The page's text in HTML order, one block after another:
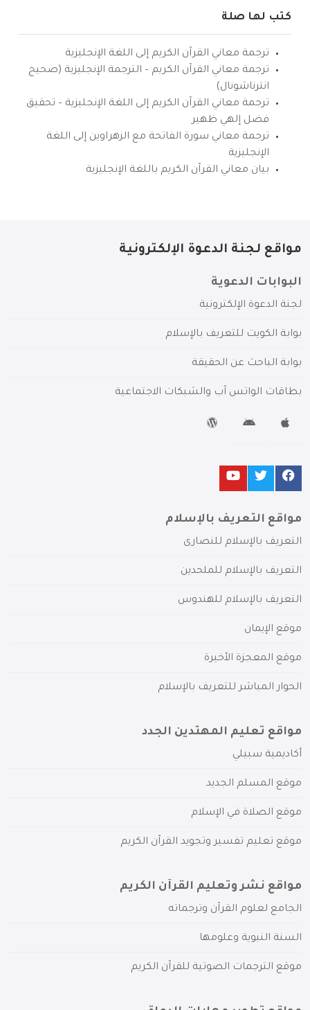
كتب لها صلة
ترجمة معاني القرآن الكريم إلى اللغة الإنجليزية
ترجمة معاني القرآن الكريم – الترجمة الإنجليزية (صحيح
انترناشونال)
ترجمة معاني القرآن الكريم إلى اللغة الإنجليزية – تحقيق
فضل إلهي ظهير
ترجمة معاني سورة الفاتحة مع الزهراوين إلى اللغة
الإنجليزية
بيان معاني القرآن الكريم باللغة الإنجليزية
مواقع لجنة الدعوة الإلكترونية
البوابات الدعوية
لجنة الدعوة الإلكترونية
بوابة الكويت للتعريف بالإسلام
بوابة الباحث عن الحقيقة
بطاقات الواتس آب والشبكات الاجتماعية
مواقع التعريف بالإسلام
التعريف بالإسلام للنصارى
التعريف بالإسلام للملحدين
التعريف بالإسلام للهندوس
موقع الإيمان
موقع المعجزة الأخيرة
الحوار المباشر للتعريف بالإسلام
مواقع تعليم المهتدين الجدد
أكاديمية سبيلي
موقع المسلم الجديد
موقع الصلاة في الإسلام
موقع تعليم تفسير وتجويد القرآن الكريم
مواقع نشر وتعليم القرآن الكريم
الجامع لعلوم القرآن وترجماته
السنة النبوية وعلومها
موقع الترجمات الصوتية للقرآن الكريم